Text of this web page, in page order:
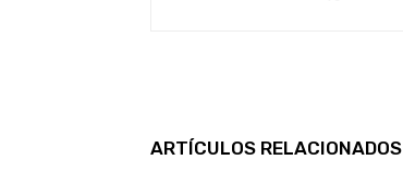
ARTÍCULOS RELACIONADOS